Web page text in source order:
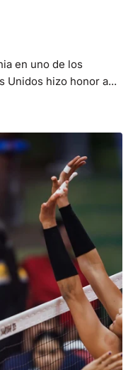
en uno de los
Unidos hizo honor a...